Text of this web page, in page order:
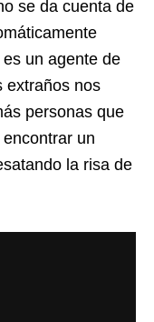
se da cuenta de
un agente de
extraños nos
personas que
un
la risa de